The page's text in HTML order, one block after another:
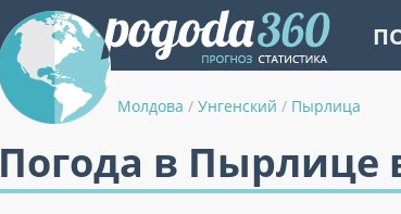
Молдова / Унгенский / Пырлица
Погода в Пырлице